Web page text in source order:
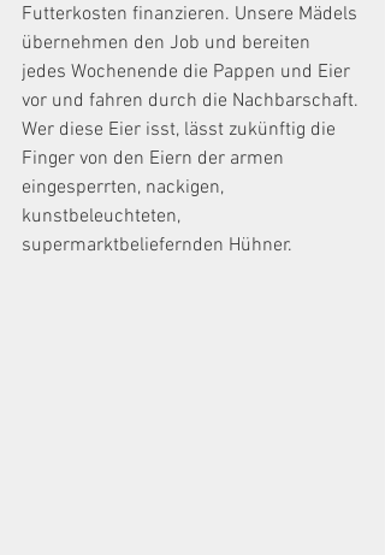
Futterkosten finanzieren. Unsere Mädels
übernehmen den Job und bereiten
jedes Wochenende die Pappen und Eier
vor und fahren durch die Nachbarschaft.
Wer diese Eier isst, lässt zukünftig die
Finger von den Eiern der armen
eingesperrten, nackigen,
kunstbeleuchteten,
supermarktbeliefernden Hühner.